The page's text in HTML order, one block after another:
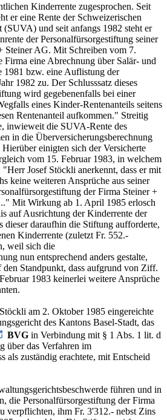
Kinderrente zugesprochen. Seit
er eine Rente der Schweizerischen
(SUVA) und seit anfangs 1982 steht er
der Personalfürsorgestiftung seiner
Steiner AG. Mit Schreiben vom 7.
Firma eine Abrechnung über Salär- und
1981 bzw. eine Auflistung der
1982 zu. Der Schlusssatz dieses
wird gegebenenfalls bei einer
eines Kinder-Rentenanteils seitens
Rentenanteil aufkommen." Streitig
inwieweit die SUVA-Rente des
in die Überversicherungsberechnung
einigten sich der Versicherte
vom 15. Februar 1983, in welchem
Josef Stöckli anerkennt, dass er mit
keine weiteren Ansprüche aus seiner
der Firma Steiner +
Mit Wirkung ab 1. April 1985 erlosch
auf Ausrichtung der Kinderrente der
dieser daraufhin die Stiftung aufforderte,
Kinderrente (zuletzt Fr. 552.-
weil sich die
nun entsprechend anders gestalte,
Standpunkt, dass aufgrund von Ziff.
1983 keinerlei weitere Ansprüche
am 2. Oktober 1985 eingereichte
des Kantons Basel-Stadt, das
BVG in Verbindung mit § 1 Abs. 1 lit. d
über das Verfahren im
als zuständig erachtete, mit Entscheid
führen und in
die Personalfürsorgestiftung der Firma
verpflichten, ihm Fr. 3'312.- nebst Zins